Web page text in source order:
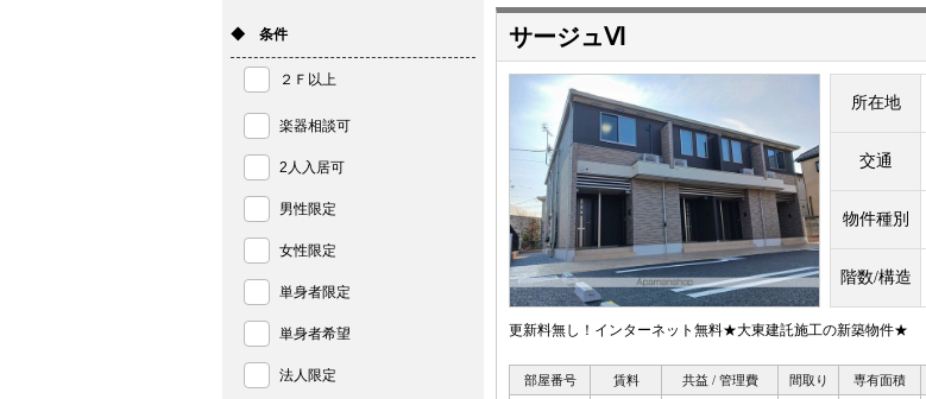
サージュⅥ
所在地
交通
物件種別
階数/構造
更新料無し！インターネット無料★大東建託施工の新築物件★
部屋番号 賃料 共益 / 管理費 間取り 専有面積
◆ 条件
２Ｆ以上
楽器相談可
2人入居可
男性限定
女性限定
単身者限定
単身者希望
法人限定